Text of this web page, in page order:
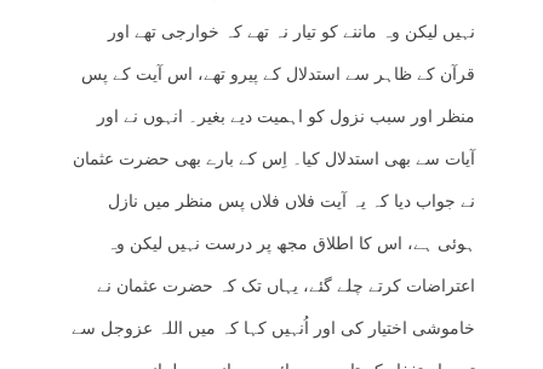
نہیں لیکن وہ ماننے کو تیار نہ تھے کہ خوارجی تھے اور
قرآن کے ظاہر سے استدلال کے پیرو تھے، اس آیت کے پس
منظر اور سبب نزول کو اہمیت دیے بغیر۔ انہوں نے اور
آیات سے بھی استدلال کیا۔ اِس کے بارے بھی حضرت عثمان
نے جواب دیا کہ یہ آیت فلاں فلاں پس منظر میں نازل
ہوئی ہے، اس کا اطلاق مجھ پر درست نہیں لیکن وہ
اعتراضات کرتے چلے گئے، یہاں تک کہ حضرت عثمان نے
خاموشی اختیار کی اور اُنہیں کہا کہ میں اللہ عزوجل سے